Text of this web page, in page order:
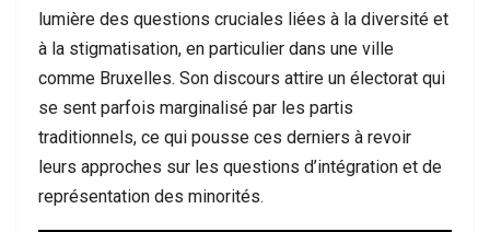
lumière des questions cruciales liées à la diversité et
à la stigmatisation, en particulier dans une ville
comme Bruxelles. Son discours attire un électorat qui
se sent parfois marginalisé par les partis
traditionnels, ce qui pousse ces derniers à revoir
leurs approches sur les questions d’intégration et de
représentation des minorités.